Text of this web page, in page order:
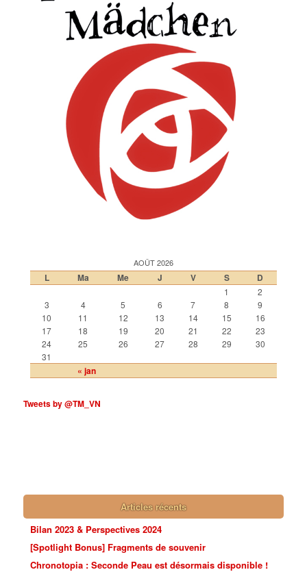
AOÛT 2026
L Ma Me J V S D
« jan
1
2
3
4 5 6 7 8
9
10
11 12 13 14 15
16
17
18 19 20 21 22
23
24
25 26 27 28 29
30
31
Tweets by @TM_VN
Articles récents
Bilan 2023 & Perspectives 2024
[Spotlight Bonus] Fragments de souvenir
Chronotopia : Seconde Peau est désormais disponible !